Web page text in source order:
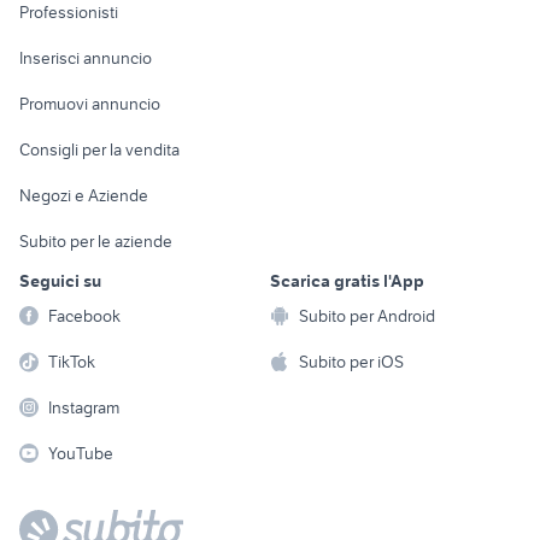
Informatica
Console e
Fotografia
Telefonia
Biciclette
Professionisti
Inserisci annuncio
Promuovi annuncio
Consigli per la vendita
Negozi e Aziende
Subito per le aziende
Seguici su
Facebook
TikTok
Instagram
YouTube
Scarica gratis l'App
Subito per Android
Subito per iOS